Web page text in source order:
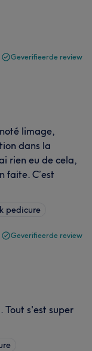
Geverifieerde review
limage,
dans la
rien eu de cela,
faite. C’est
pedicure
Geverifieerde review
Tout s'est super